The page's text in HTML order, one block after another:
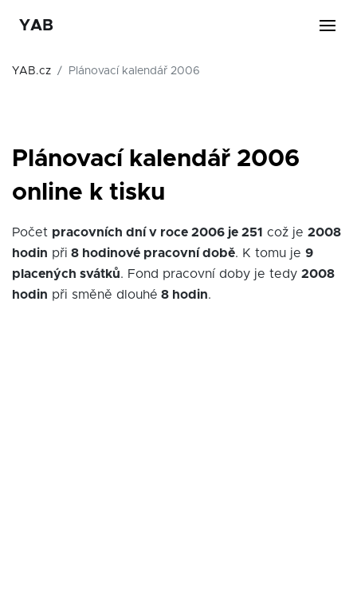
YAB
YAB.cz Plánovací kalendář 2006
Plánovací kalendář 2006
online k tisku
Počet pracovních dní v roce 2006 je 251 což je 2008
hodin při 8 hodinové pracovní době. K tomu je 9
placených svátků. Fond pracovní doby je tedy 2008
hodin při směně dlouhé 8 hodin.